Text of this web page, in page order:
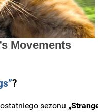
?
sezonu